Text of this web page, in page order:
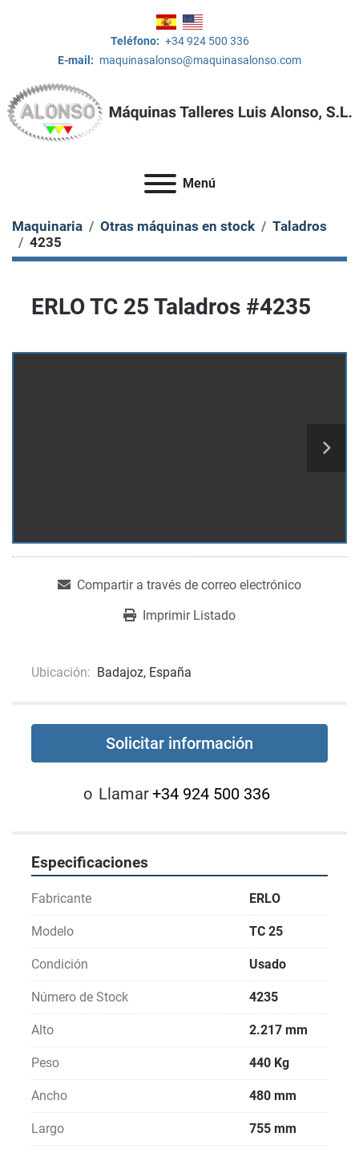
Teléfono: +34 924 500 336
E-mail: maquinasalonso@maquinasalonso.com
Menú
Maquinaria Otras máquinas en stock
Taladros
4235
ERLO TC 25 Taladros #4235
Compartir a través de correo electrónico
Imprimir Listado
Ubicación: Badajoz, España
Solicitar información
o Llamar+34 924 500 336
Especificaciones
Fabricante ERLO
Modelo TC 25
Condición Usado
Número de Stock 4235
Alto 2.217 mm
Peso 440 Kg
Ancho 480 mm
Largo 755 mm